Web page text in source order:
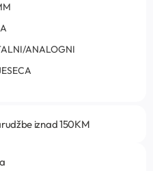
ANALOGNI
iznad 150KM